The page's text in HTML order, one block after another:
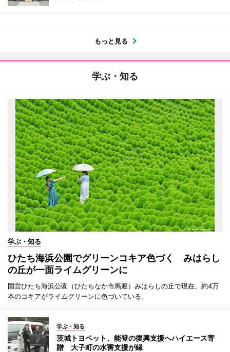
もっと見る
学ぶ・知る
学ぶ・知る
ひたち海浜公園でグリーンコキア色づく みはらし
の丘が一面ライムグリーンに
国営ひたち海浜公園（ひたちなか市馬渡）みはらしの丘で現在、約4万
本のコキアがライムグリーンに色づいている。
学ぶ・知る
茨城トヨペット、能登の復興支援へハイエース寄
贈 大子町の水害支援が縁